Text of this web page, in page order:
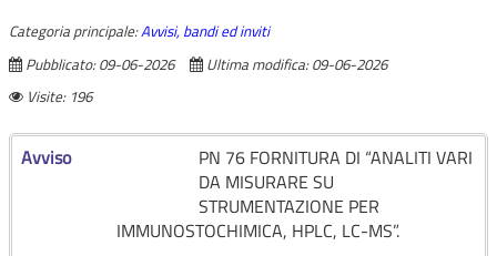
Categoria principale:Avvisi, bandi ed inviti
Pubblicato: 09-06-2026
Ultima modifica: 09-06-2026
Visite: 196
Avviso
PN 76 FORNITURA DI “ANALITI VARI
DA MISURARE SU
STRUMENTAZIONE PER
IMMUNOSTOCHIMICA, HPLC, LC-MS”.